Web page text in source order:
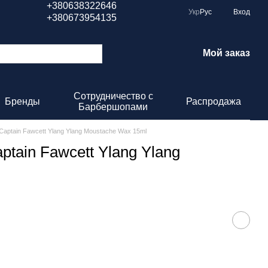
+380638322646
+380673954135
Укр Рус Вход
Мой заказ
Бренды
Сотрудничество с
Барбершопами
Распродажа
Fawcett Ylang Ylang Moustache Wax 15ml
Fawcett Ylang Ylang